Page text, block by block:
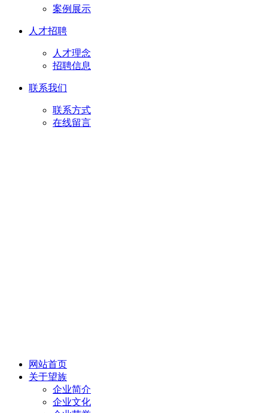
案例展示
人才招聘
人才理念
招聘信息
联系我们
联系方式
在线留言
网站首页
关于望族
企业简介
企业文化